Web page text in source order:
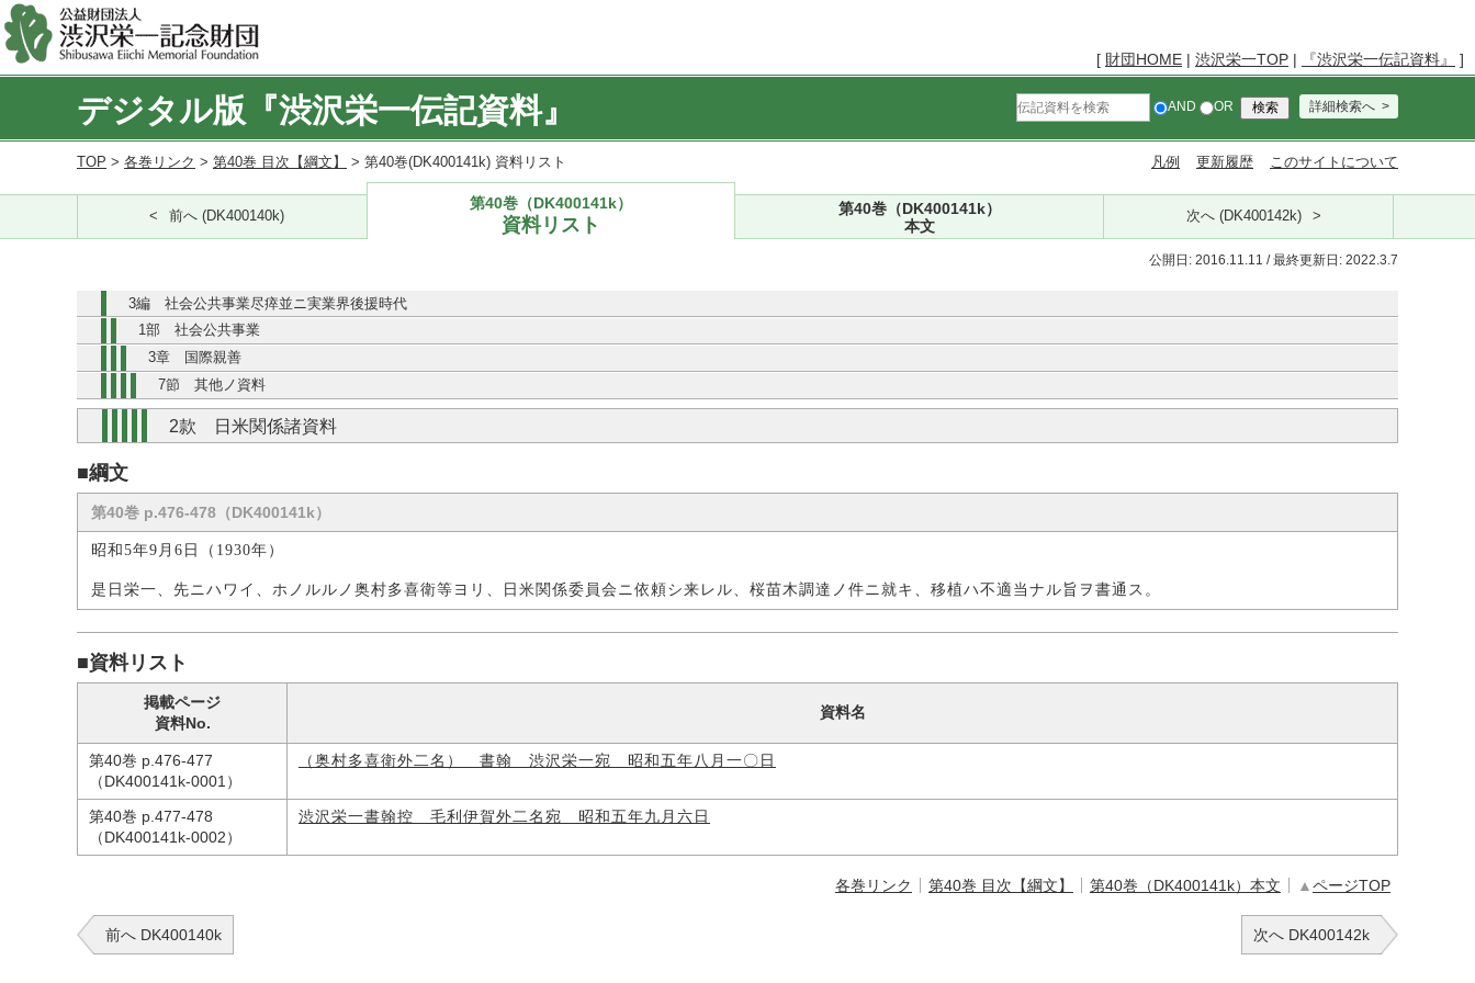
[ 財団HOME | 渋沢栄一TOP | 『渋沢栄一伝記資料』 ]
デジタル版『渋沢栄一伝記資料』 AND OR 詳細検索へ
TOP > 各巻リンク > 第40巻 目次【綱文】 > 第40巻(DK400141k) 資料リスト 凡例 更新履歴 このサイトについて
前へ (DK400140k)
第40巻（DK400141k）
資料リスト
第40巻（DK400141k）
本文
次へ (DK400142k)
公開日: 2016.11.11 / 最終更新日: 2022.3.7
3編 社会公共事業尽瘁並ニ実業界後援時代
1部 社会公共事業
3章 国際親善
7節 其他ノ資料
2款 日米関係諸資料
■綱文
第40巻 p.476-478（DK400141k）
昭和5年9月6日（1930年）
是日栄一、先ニハワイ、ホノルルノ奥村多喜衛等ヨリ、日米関係委員会ニ依頼シ来レル、桜苗木調達ノ件ニ就キ、移植ハ不適当ナル旨ヲ書通ス。
■資料リスト
掲載ページ
資料No.
資料名
第40巻 p.476-477
（DK400141k-0001）
（奥村多喜衛外二名） 書翰 渋沢栄一宛 昭和五年八月一〇日
第40巻 p.477-478
（DK400141k-0002）
渋沢栄一書翰控 毛利伊賀外二名宛 昭和五年九月六日
各巻リンク 第40巻 目次【綱文】 第40巻（DK400141k）本文 ▲ページTOP
前へ DK400140k 次へ DK400142k